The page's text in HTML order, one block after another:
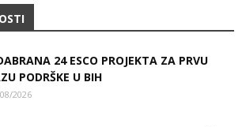
24 ESCO PROJEKTA ZA PRVU
PODRŠKE U BIH
2026